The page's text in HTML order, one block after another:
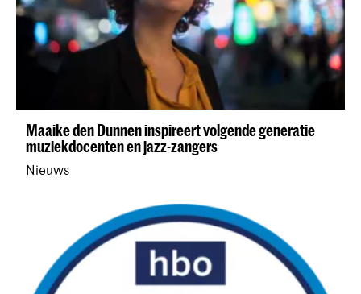
Maaike den Dunnen inspireert volgende generatie
muziekdocenten en jazz-zangers
Nieuws